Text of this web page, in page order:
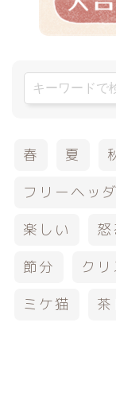
春 夏
フリーヘッ
楽しい
怒
節分
ク
ミケ猫